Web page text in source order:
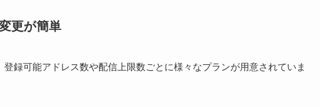
更が簡単
録可能アドレス数や配信上限数ごとに様々なプランが用意されていま